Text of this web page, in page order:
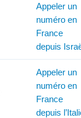
Appeler un
numéro en
France
depuis
Appeler un
numéro en
France
depuis